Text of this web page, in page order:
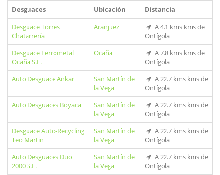
Desguaces Ubicación
Distancia
Desguace Torres
Chatarrería
Aranjuez
A 4.1 kms kms de
Ontígola
Desguace Ferrometal
Ocaña S.L.
Ocaña
A 7.8 kms kms de
Ontígola
Auto Desguace Ankar
San Martín de
la Vega
A 22.7 kms kms de
Ontígola
Auto Desguaces Boyaca
San Martín de
la Vega
A 22.7 kms kms de
Ontígola
Desguace Auto-Recycling
Teo Martin
San Martín de
la Vega
A 22.7 kms kms de
Ontígola
Auto Desguaces Duo
2000 S.L.
San Martín de
la Vega
A 22.7 kms kms de
Ontígola